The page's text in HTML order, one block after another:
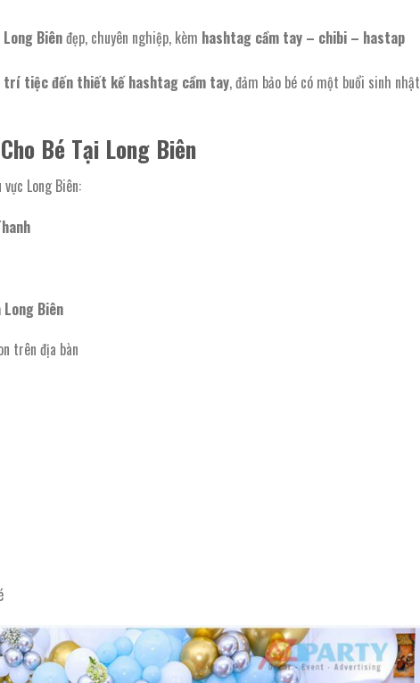
Biênđẹp, chuyên nghiệp, kèm hashtag cầm tay – chibi – hastap
tiệc đến thiết kế hashtag cầm tay, đảm bảo bé có một buổi sinh nhật
Bé Tại Long Biên
Long Biên:
Biên
trên địa bàn